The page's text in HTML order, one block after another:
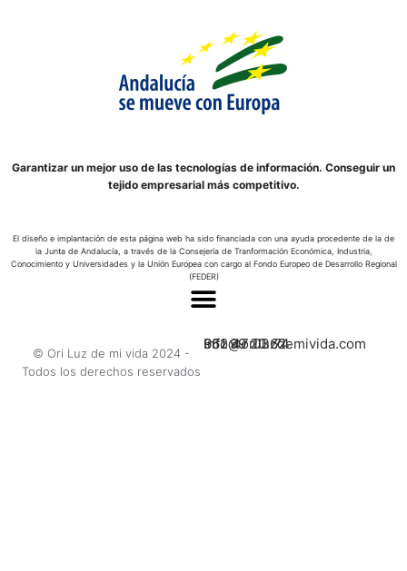
Garantizar un mejor uso de las tecnologías de información. Conseguir un
tejido empresarial más competitivo.
El diseño e implantación de esta página web ha sido financiada con una ayuda procedente de la de
la Junta de Andalucía, a través de la Consejería de Tranformación Económica, Industria,
Conocimiento y Universidades y la Unión Europea con cargo al Fondo Europeo de Desarrollo Regional
(FEDER)
© Ori Luz de mi vida 2024 -
Todos los derechos reservados
662 47 03 74
951 99 20 62
info@oriluzdemivida.com